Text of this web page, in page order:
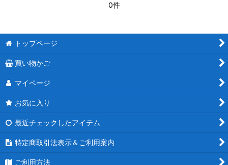
絞り込む
0件
トップページ
買い物かご
マイページ
お気に入り
最近チェックしたアイテム
特定商取引法表示＆ご利用案内
ご利用方法